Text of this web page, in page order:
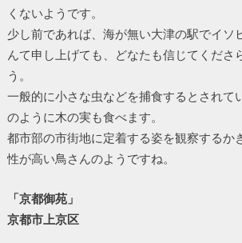
くないようです。
少し前であれば、海が無い大津の駅でイソ
んて申し上げても、どなたも信じてくださ
う。
一般的に小さな虫などを捕食するとされて
のように木の実も食べます。
都市部の市街地に定着する姿を観察するか
性が高い鳥さんのようですね。
「京都御苑」
京都市上京区